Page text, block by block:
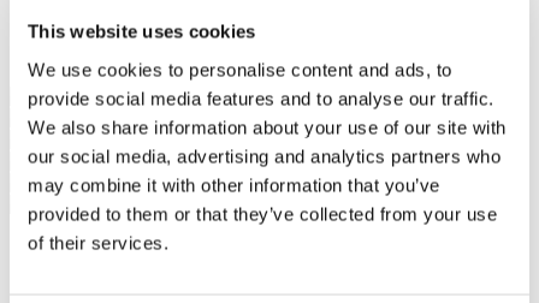
This website uses cookies
We use cookies to personalise content and ads, to
provide social media features and to analyse our traffic.
We also share information about your use of our site with
our social media, advertising and analytics partners who
may combine it with other information that you’ve
provided to them or that they’ve collected from your use
of their services.